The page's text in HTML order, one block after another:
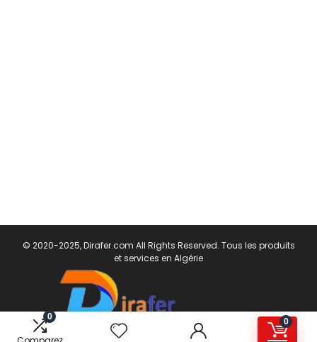
0
0
© 2020-2025, Dirafer.com All Rights Reserved. Tous les produits
et services en Algérie